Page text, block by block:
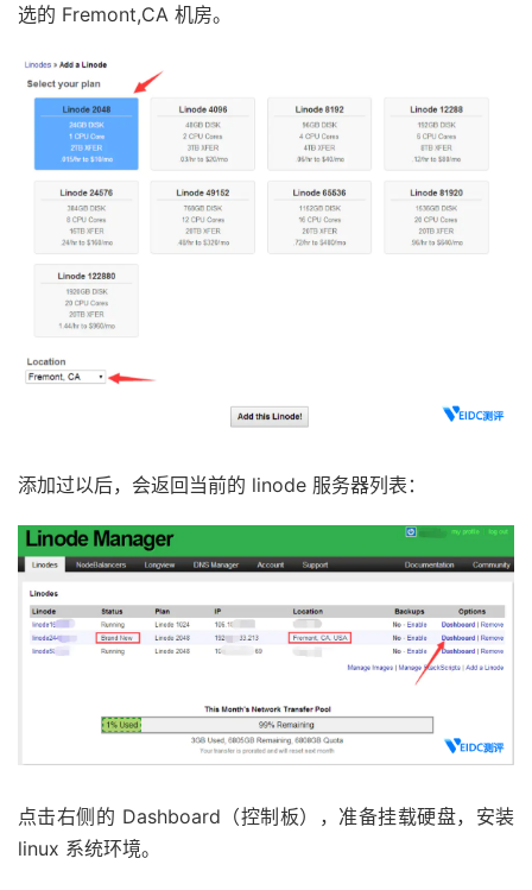
选的 Fremont,CA 机房。
添加过以后，会返回当前的 linode 服务器列表：
点击右侧的 Dashboard（控制板），准备挂载硬盘，安装
linux 系统环境。